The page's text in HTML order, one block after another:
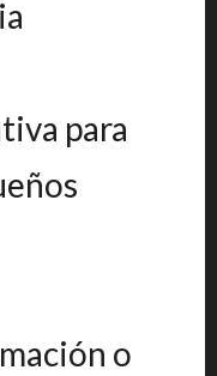
para
o